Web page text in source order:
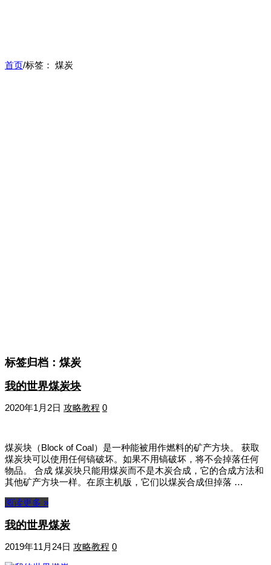
首页/标签： 煤炭
标签归档： 煤炭
我的世界煤炭块
2020年1月2日 攻略教程 0
煤炭块（Block of Coal）是一种能被用作燃料的矿产方块。 获取
煤炭块可以使用任何镐破坏。如果不用镐破坏，将不会掉落任何
物品。 合成 煤炭块只能用煤炭而不是木炭合成，它的合成方法和
其他矿产方块一样。在原主机版，它们以煤炭合成但掉落 …
阅读更多 »
我的世界煤炭
2019年11月24日 攻略教程 0